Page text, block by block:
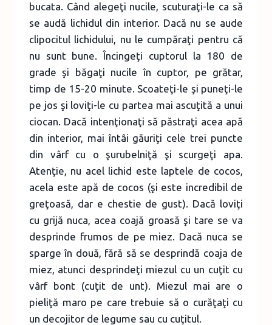
bucata. Când alegeţi nucile, scuturaţi-le ca să
se audă lichidul din interior. Dacă nu se aude
clipocitul lichidului, nu le cumpăraţi pentru că
nu sunt bune. Încingeţi cuptorul la 180 de
grade şi băgaţi nucile în cuptor, pe grătar,
timp de 15-20 minute. Scoateţi-le şi puneţi-le
pe jos şi loviţi-le cu partea mai ascuţită a unui
ciocan. Dacă intenţionaţi să păstraţi acea apă
din interior, mai întâi găuriţi cele trei puncte
din vârf cu o şurubelniţă şi scurgeţi apa.
Atenţie, nu acel lichid este laptele de cocos,
acela este apă de cocos (şi este incredibil de
greţoasă, dar e chestie de gust). Dacă loviţi
cu grijă nuca, acea coajă groasă şi tare se va
desprinde frumos de pe miez. Dacă nuca se
sparge în două, fără să se desprindă coaja de
miez, atunci desprindeţi miezul cu un cuţit cu
vârf bont (cuţit de unt). Miezul mai are o
pieliţă maro pe care trebuie să o curăţaţi cu
un decojitor de legume sau cu cuţitul.